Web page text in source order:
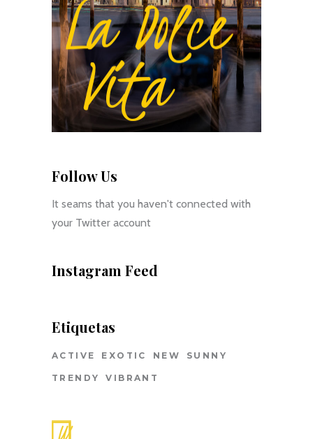
Follow Us
It seams that you haven't connected with
your Twitter account
Instagram Feed
Etiquetas
ACTIVE EXOTIC NEW SUNNY
TRENDY VIBRANT